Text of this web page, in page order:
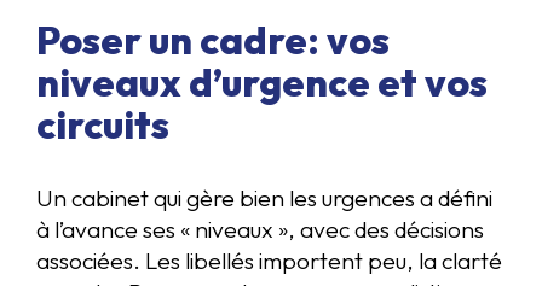
Poser un cadre: vos
niveaux d’urgence et vos
circuits
Un cabinet qui gère bien les urgences a défini
à l’avance ses « niveaux », avec des décisions
associées. Les libellés importent peu, la clarté